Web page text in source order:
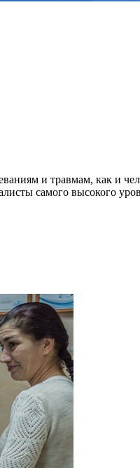
и травмам, как и
самого высокого